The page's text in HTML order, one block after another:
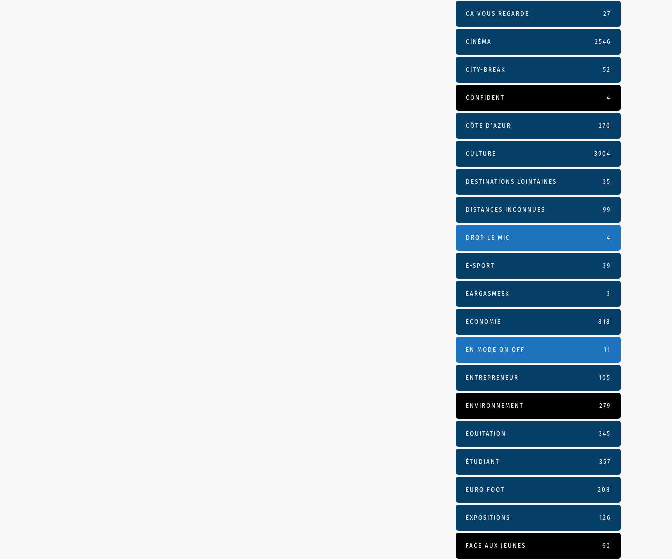
CA VOUS REGARDE 27
CINÉMA 2546
CITY-BREAK 52
CONFIDENT 4
CÔTE D’AZUR 270
CULTURE 3904
DESTINATIONS LOINTAINES 35
DISTANCES INCONNUES 99
DROP LE MIC 4
E-SPORT 39
EARGASMEEK 3
ECONOMIE 818
EN MODE ON OFF 11
ENTREPRENEUR 105
ENVIRONNEMENT 279
EQUITATION 345
ÉTUDIANT 357
EURO FOOT 208
EXPOSITIONS 126
FACE AUX JEUNES 60